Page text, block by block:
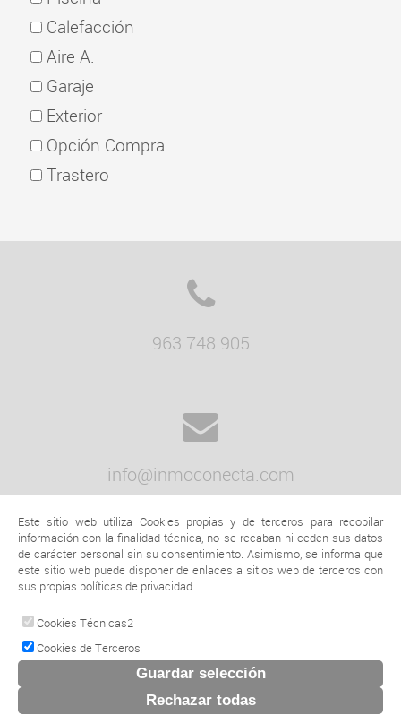
Este sitio web utiliza Cookies propias y de terceros para recopilar
información con la finalidad técnica, no se recaban ni ceden sus datos
de carácter personal sin su consentimiento. Asimismo, se informa que
este sitio web puede disponer de enlaces a sitios web de terceros con
sus propias políticas de privacidad.
Cookies Técnicas2
Cookies de Terceros
Calefacción
Aire A.
Garaje
Exterior
Opción Compra
Trastero
963 748 905
info@inmoconecta.com
© 2026 www.grupoconectainmobiliaria.com |